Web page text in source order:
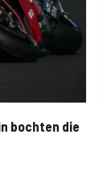
bochten die